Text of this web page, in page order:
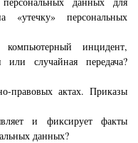
«утечку» персональных
инцидент,
случайная передача?
правовых актах. Приказы
и фиксирует факты
данных?